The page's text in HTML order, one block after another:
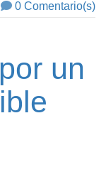
0 Comentario(s)
un